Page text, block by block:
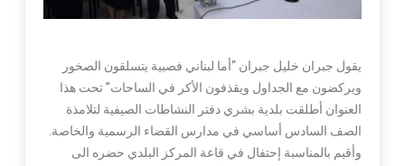
يقول جبران خليل جبران “أما لبناني فصبية يتسلقون الصخور
ويركضون مع الجداول ويقذفون الأكر في الساحات” تحت هذا
العنوان أطلقت بلدية بشري دفتر النشاطات الصيفية لتلامذة
الصف السادس أساسي في مدارس القضاء الرسمية والخاصة.
وأقيم بالمناسبة إحتفال في قاعة المركز البلدي حضره الى